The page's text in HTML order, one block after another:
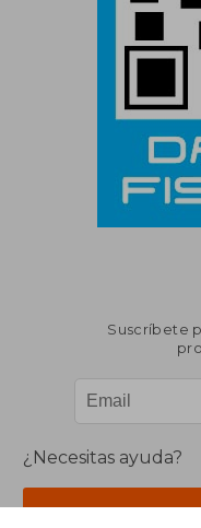
Suscríbete
¿Necesitas ayuda?